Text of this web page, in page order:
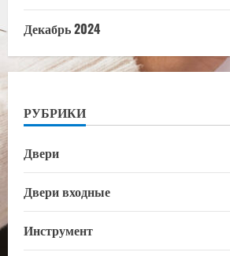
Декабрь 2024
РУБРИКИ
Двери
Двери входные
Инструмент